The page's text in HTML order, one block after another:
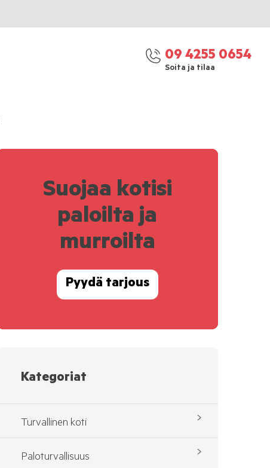
09 4255 0654
Soita ja tilaa
Suojaa kotisi
paloilta ja
murroilta
Pyydä tarjous
Kategoriat
Turvallinen koti
Paloturvallisuus